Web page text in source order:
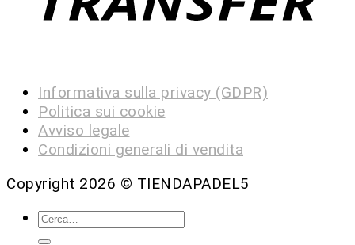
Informativa sulla privacy (GDPR)
Politica sui cookie
Avviso legale
Condizioni generali di vendita
Copyright 2026 © TIENDAPADEL5